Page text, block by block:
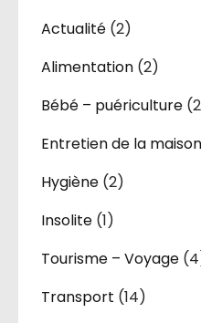
Actualité (2)
Alimentation (2)
Bébé – puériculture
Entretien de la maison
Hygiène (2)
Insolite (1)
Tourisme – Voyage
Transport (14)